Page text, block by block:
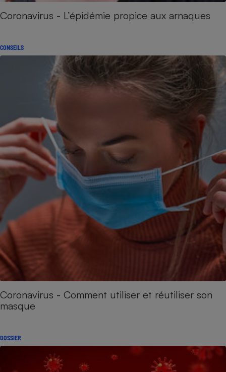
Coronavirus - L’épidémie propice aux arnaques
CONSEILS
Coronavirus - Comment utiliser et réutiliser son
masque
DOSSIER